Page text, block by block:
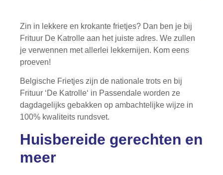
Zin in lekkere en krokante frietjes? Dan ben je bij
Frituur De Katrolle aan het juiste adres. We zullen
je verwennen met allerlei lekkernijen. Kom eens
proeven!
Belgische Frietjes zijn de nationale trots en bij
Frituur ‘De Katrolle‘ in Passendale worden ze
dagdagelijks gebakken op ambachtelijke wijze in
100% kwaliteits rundsvet.
Huisbereide gerechten en
meer